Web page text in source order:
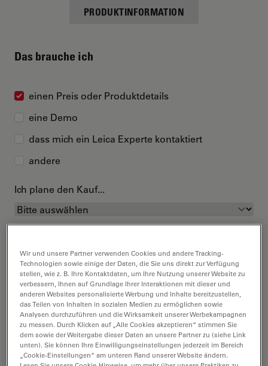
PRODUKTINFORMATION
Das brauche ich
einen Preis oder Produktdetails
eine Demo
dass mich ein Leica Experte kontaktiert
andere
Ich plane den Kauf...
Das bin ich
Akademischer Grad
Wir und unsere Partner verwenden Cookies und andere Tracking-
Technologien sowie einige der Daten, die Sie uns direkt zur Verfügung
stellen, wie z. B. Ihre Kontaktdaten, um Ihre Nutzung unserer Website zu
verbessern, Ihnen auf Grundlage Ihrer Interaktionen mit dieser und
anderen Websites personalisierte Werbung und Inhalte bereitzustellen,
das Teilen von Inhalten in sozialen Medien zu ermöglichen sowie
Analysen durchzuführen und die Wirksamkeit unserer Werbekampagnen
zu messen. Durch Klicken auf „Alle Cookies akzeptieren“ stimmen Sie
dem sowie der Weitergabe dieser Daten an unsere Partner zu (siehe Link
unten). Sie können Ihre Einwilligungseinstellungen jederzeit im Bereich
„Cookie-Einstellungen“ am unteren Rand unserer Website ändern.